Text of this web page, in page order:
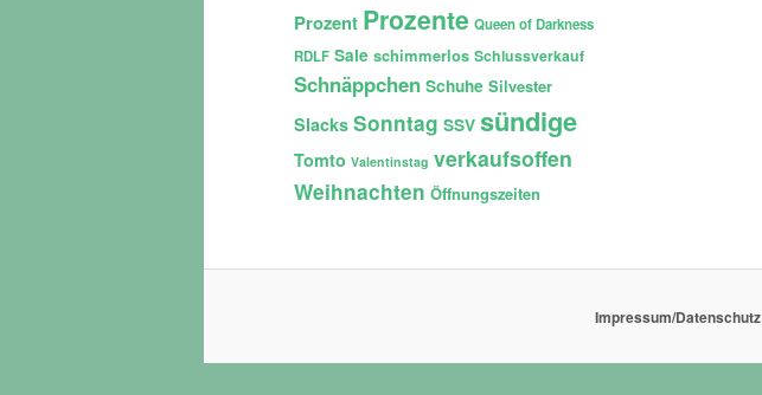
Prozent Prozente Queen of Darkness
RDLF Sale schimmerlos Schlussverkauf
Schnäppchen Schuhe Silvester
Slacks Sonntag SSV sündige
Tomto Valentinstag verkaufsoffen
Weihnachten Öffnungszeiten
Impressum/Datenschutz